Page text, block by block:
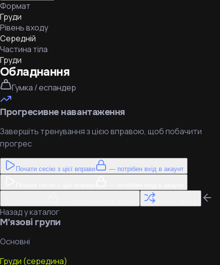
Формат
Груди
Рівень входу
Середній
Частина тіла
Груди
Обладнання
Гумка / еспандер
Прогресивне навантаження
Завершіть тренування з цією вправою, щоб побачити
прогрес
Почати сесію з цієї вправи — потрібен вхід в акаунт
Назад у каталог
М'язові групи
Основні
Груди (середина)